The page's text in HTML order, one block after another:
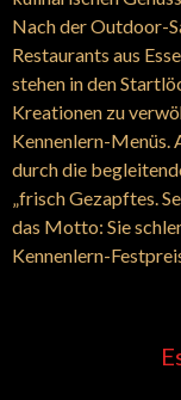
Nach der Outdoor-
­Restaurants aus
stehen in den
Kreationen zu
Kennenlern-Menüs.
durch die
„frisch Gezapftes.
das Motto: Sie
Kennenlern-